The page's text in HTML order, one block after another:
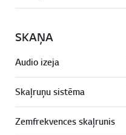
SKAŅA
Audio izeja
Skaļruņu sistēma
Zemfrekvences skaļrunis